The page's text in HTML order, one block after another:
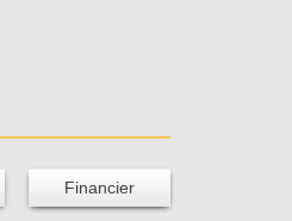
Financier